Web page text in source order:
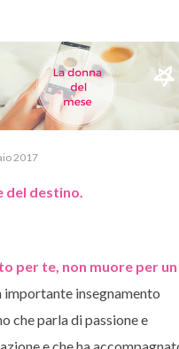
2017
del destino.
per te, non muore per un
importante insegnamento
che parla di passione e